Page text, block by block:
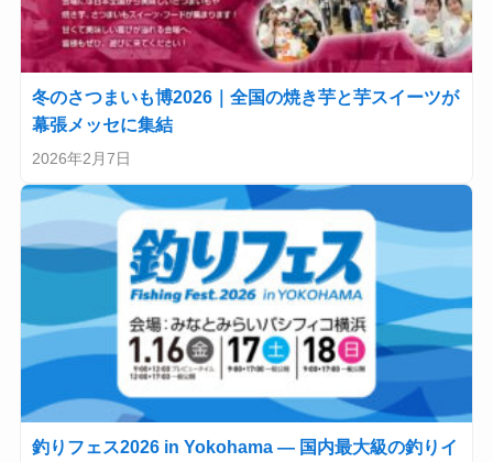
冬のさつまいも博2026｜全国の焼き芋と芋スイーツが
幕張メッセに集結
2026年2月7日
釣りフェス2026 in Yokohama — 国内最大級の釣りイ